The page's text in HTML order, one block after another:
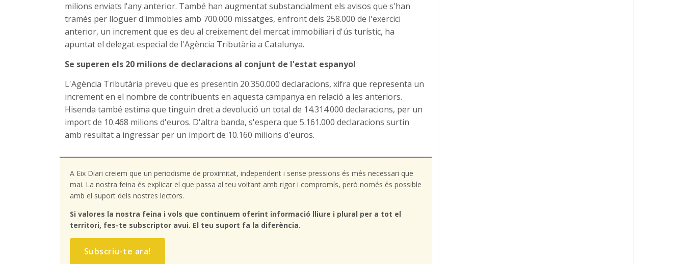
milions enviats l'any anterior. També han augmentat substancialment els avisos que s'han
tramès per lloguer d'immobles amb 700.000 missatges, enfront dels 258.000 de l'exercici
anterior, un increment que es deu al creixement del mercat immobiliari d'ús turístic, ha
apuntat el delegat especial de l'Agència Tributària a Catalunya.
Se superen els 20 milions de declaracions al conjunt de l'estat espanyol
L'Agència Tributària preveu que es presentin 20.350.000 declaracions, xifra que representa un
increment en el nombre de contribuents en aquesta campanya en relació a les anteriors.
Hisenda també estima que tinguin dret a devolució un total de 14.314.000 declaracions, per un
import de 10.468 milions d'euros. D'altra banda, s'espera que 5.161.000 declaracions surtin
amb resultat a ingressar per un import de 10.160 milions d'euros.
A Eix Diari creiem que un periodisme de proximitat, independent i sense pressions és més necessari que
mai. La nostra feina és explicar el que passa al teu voltant amb rigor i compromís, però només és possible
amb el suport dels nostres lectors.
Si valores la nostra feina i vols que continuem oferint informació lliure i plural per a tot el
territori, fes-te subscriptor avui. El teu suport fa la diferència.
Subscriu-te ara!